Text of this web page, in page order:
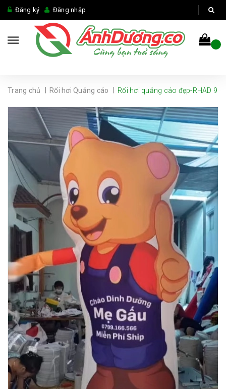
Đăng ký Đăng nhập
Trang chủ Rối hơi Quảng cáo Rối hơi quảng cáo đẹp-RHAD 9